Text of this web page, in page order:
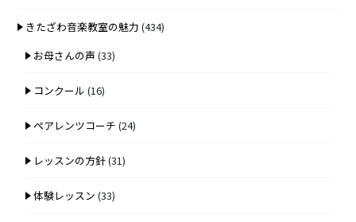
きたざわ音楽教室の魅力 (434)
お母さんの声 (33)
コンクール (16)
ペアレンツコーチ (24)
レッスンの方針(31)
体験レッスン (33)